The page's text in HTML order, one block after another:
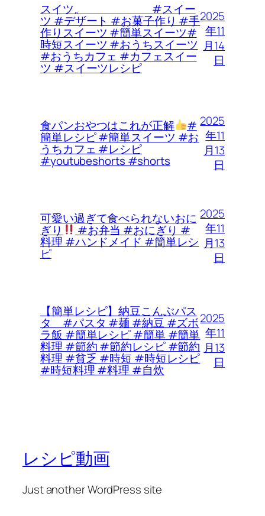
スイツ。 #スイー
ツ #デザート #お菓子作り #手
作りスイーツ #簡単スイーツ#
時短スイーツ #おうちスイーツ
#おうちカフェ #カフェスイー
ツ #スイーツレシピ
2025
年11
月14
日
食パンおやつはこれが正解 #
簡単レシピ #簡単スイーツ #お
うちカフェ #レシピ
#youtubeshorts #shorts
2025
年11
月13
日
可愛い過ぎて食べられないおに
ぎり #お弁当 #おにぎり #
料理 #ハンドメイド #簡単レシ
ピ
2025
年11
月13
日
【簡単レシピ】納豆こんぶパス
タ #パスタ #麺 #納豆 #ズボ
ラ飯 #簡単レシピ #簡単 #簡単
料理 #節約 #節約レシピ #節約
料理 #貧乏 #時短 #時短レシピ
#時短料理 #料理 #自炊
2025
年11
月13
日
レシピ動画
Just another WordPress site